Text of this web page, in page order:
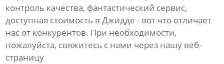
контроль качества, фантастический сервис,
доступная стоимость в Джидде - вот что отличает
нас от конкурентов. При необходимости,
пожалуйста, свяжитесь с нами через нашу веб-
страницу